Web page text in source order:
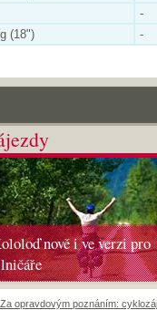
-
(18") -
nově i ve verzi pro
Za opravdovým poznáním: